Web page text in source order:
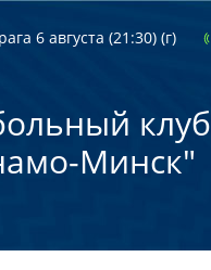
6 августа (21:30) (г)
клуб
Минск"